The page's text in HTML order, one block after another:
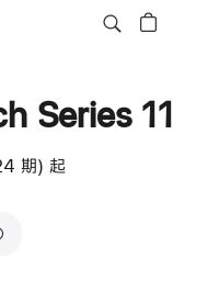
Series 11
期) 起